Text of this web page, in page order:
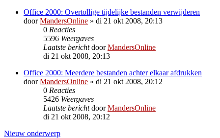
Office 2000: Overtollige tijdelijke bestanden verwijderen
doorMandersOnline » di 21 okt 2008, 20:13
0 Reacties
5596 Weergaves
Laatste berichtdoorMandersOnline
di 21 okt 2008, 20:13
Office 2000: Meerdere bestanden achter elkaar afdrukken
doorMandersOnline » di 21 okt 2008, 20:12
0 Reacties
5426 Weergaves
Laatste berichtdoorMandersOnline
di 21 okt 2008, 20:12
Nieuw onderwerp